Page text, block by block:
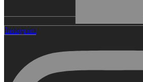
Instagram